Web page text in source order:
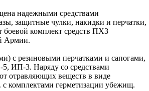
надежными средствами
защитные чулки, накидки и перчатки,
комплект средств ПХЗ
Армии.
с резиновыми перчатками и сапогами,
ИП-3. Наряду со средствами
отравляющих веществ в виде
комплектами герметизации убежищ.